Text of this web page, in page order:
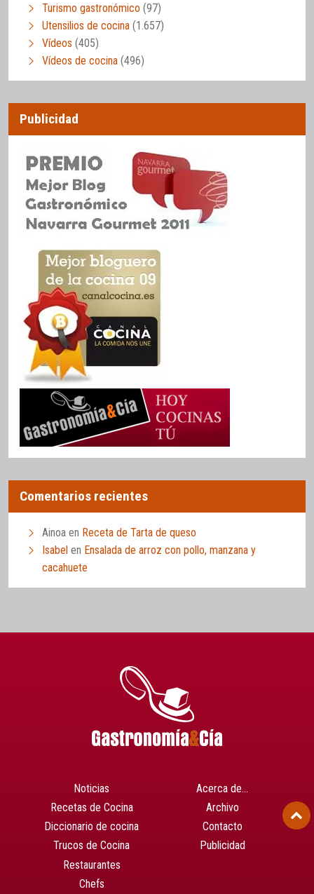
Turismo gastronómico (97)
Utensilios de cocina (1.657)
Vídeos (405)
Vídeos de cocina (496)
Publicidad
Comentarios recientes
Ainoa en Receta de Tarta de queso
Isabel en Ensalada de arroz con pollo, manzana y
cacahuete
Noticias
Recetas de Cocina
Diccionario de cocina
Trucos de Cocina
Restaurantes
Chefs
Acerca de…
Archivo
Contacto
Publicidad